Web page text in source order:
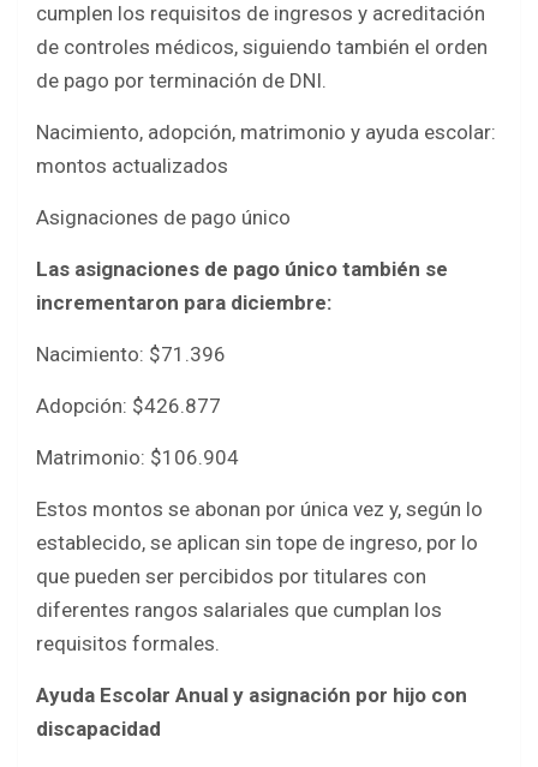
cumplen los requisitos de ingresos y acreditación
de controles médicos, siguiendo también el orden
de pago por terminación de DNI.
Nacimiento, adopción, matrimonio y ayuda escolar:
montos actualizados
Asignaciones de pago único
Las asignaciones de pago único también se
incrementaron para diciembre:
Nacimiento: $71.396
Adopción: $426.877
Matrimonio: $106.904
Estos montos se abonan por única vez y, según lo
establecido, se aplican sin tope de ingreso, por lo
que pueden ser percibidos por titulares con
diferentes rangos salariales que cumplan los
requisitos formales.
Ayuda Escolar Anual y asignación por hijo con
discapacidad